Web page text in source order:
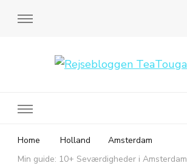
Home Holland
Amsterdam
Min guide: 10+ Seværdigheder i Amsterdam